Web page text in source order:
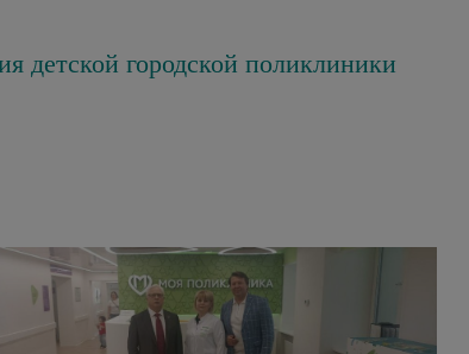
детской городской поликлиники